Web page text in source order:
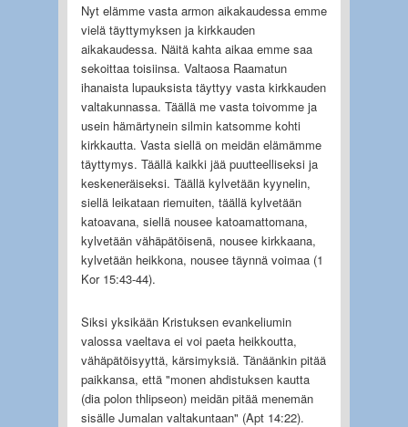
Nyt elämme vasta armon aikakaudessa emme
vielä täyttymyksen ja kirkkauden
aikakaudessa. Näitä kahta aikaa emme saa
sekoittaa toisiinsa. Valtaosa Raamatun
ihanaista lupauksista täyttyy vasta kirkkauden
valtakunnassa. Täällä me vasta toivomme ja
usein hämärtynein silmin katsomme kohti
kirkkautta. Vasta siellä on meidän elämämme
täyttymys. Täällä kaikki jää puutteelliseksi ja
keskeneräiseksi. Täällä kylvetään kyynelin,
siellä leikataan riemuiten, täällä kylvetään
katoavana, siellä nousee katoamattomana,
kylvetään vähäpätöisenä, nousee kirkkaana,
kylvetään heikkona, nousee täynnä voimaa (1
Kor 15:43-44).
Siksi yksikään Kristuksen evankeliumin
valossa vaeltava ei voi paeta heikkoutta,
vähäpätöisyyttä, kärsimyksiä. Tänäänkin pitää
paikkansa, että "monen ahdistuksen kautta
(dia polon thlipseon) meidän pitää menemän
sisälle Jumalan valtakuntaan" (Apt 14:22).